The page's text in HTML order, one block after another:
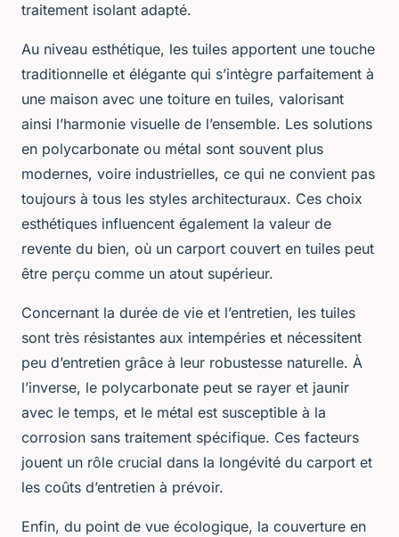
traitement isolant adapté.
Au niveau esthétique, les tuiles apportent une touche
traditionnelle et élégante qui s’intègre parfaitement à
une maison avec une toiture en tuiles, valorisant
ainsi l’harmonie visuelle de l’ensemble. Les solutions
en polycarbonate ou métal sont souvent plus
modernes, voire industrielles, ce qui ne convient pas
toujours à tous les styles architecturaux. Ces choix
esthétiques influencent également la valeur de
revente du bien, où un carport couvert en tuiles peut
être perçu comme un atout supérieur.
Concernant la durée de vie et l’entretien, les tuiles
sont très résistantes aux intempéries et nécessitent
peu d’entretien grâce à leur robustesse naturelle. À
l’inverse, le polycarbonate peut se rayer et jaunir
avec le temps, et le métal est susceptible à la
corrosion sans traitement spécifique. Ces facteurs
jouent un rôle crucial dans la longévité du carport et
les coûts d’entretien à prévoir.
Enfin, du point de vue écologique, la couverture en